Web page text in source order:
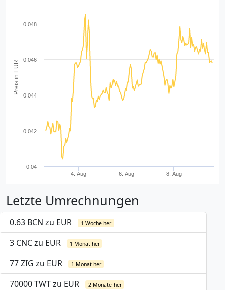
Preis in EUR
4. Aug 6. Aug 8. Aug
0.04
0.042
0.044
0.046
0.048
Letzte Umrechnungen
0.63 BCN zu EUR 1 Woche her
3 CNC zu EUR 1 Monat her
77 ZIG zu EUR 1 Monat her
70000 TWT zu EUR 2 Monate her